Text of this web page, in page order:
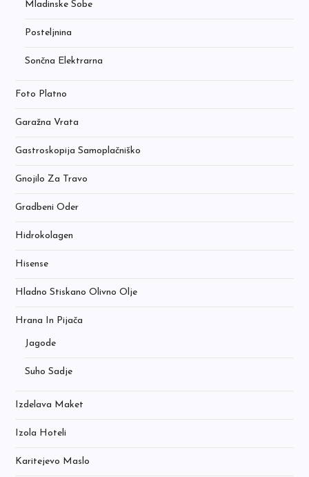
Mladinske Sobe
Posteljnina
Sončna Elektrarna
Foto Platno
Garažna Vrata
Gastroskopija Samoplačniško
Gnojilo Za Travo
Gradbeni Oder
Hidrokolagen
Hisense
Hladno Stiskano Olivno Olje
Hrana In Pijača
Jagode
Suho Sadje
Izdelava Maket
Izola Hoteli
Karitejevo Maslo